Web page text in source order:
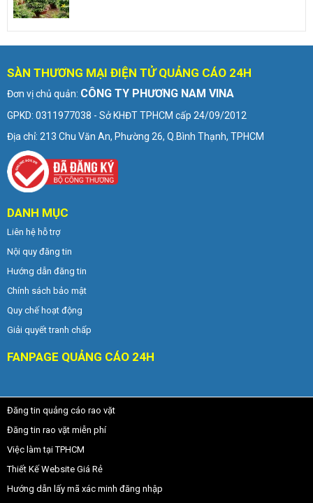
SÀN THƯƠNG MẠI ĐIỆN TỬ QUẢNG CÁO 24H
Đơn vị chủ quản: CÔNG TY PHƯƠNG NAM VINA
GPKD: 0311977038 - Sở KHĐT TPHCM cấp 24/09/2012
Địa chỉ: 213 Chu Văn An, Phường 26, Q.Bình Thạnh, TPHCM
DANH MỤC
Liên hệ hỗ trợ
Nội quy đăng tin
Hướng dẫn đăng tin
Chính sách bảo mật
Quy chế hoạt động
Giải quyết tranh chấp
FANPAGE QUẢNG CÁO 24H
Đăng tin quảng cáo rao vặt
Đăng tin rao vặt miễn phí
Việc làm tại TPHCM
Thiết Kế Website Giá Rẻ
Hướng dẫn lấy mã xác minh đăng nhập